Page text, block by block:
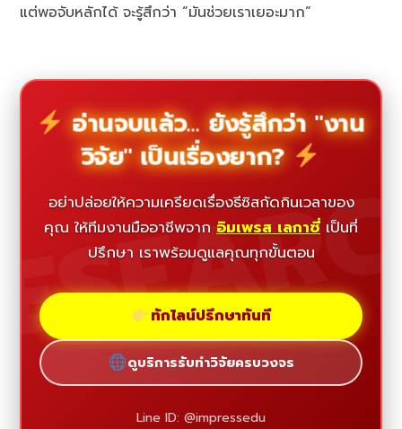
แต่พอจับหลักได้ จะรู้สึกว่า “มันช่วยเราเยอะมาก”
อ่านจบแล้ว... ยังรู้สึกว่า "งาน
วิจัย" เป็นเรื่องยาก?
อย่าปล่อยให้ความเครียดเรื่องธีซิสกัดกินเวลาของ
คุณ ให้ทีมงานมืออาชีพจาก อิมเพรส เลกาซี่ เป็นที่
ปรึกษา เราพร้อมดูแลคุณทุกขั้นตอน
ทักไลน์ปรึกษาทันที
ดูบริการรับทำวิจัยครบวงจร
Line ID: @impressedu